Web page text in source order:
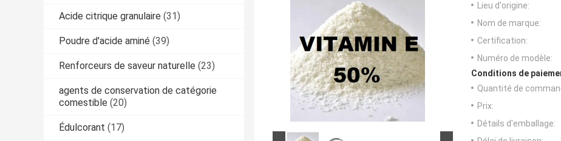
Acide citrique granulaire (31)
Poudre d'acide aminé (39)
Renforceurs de saveur naturelle (23)
agents de conservation de catégorie
comestible (20)
Édulcorant (17)
Lieu d'origine:
Nom de marque:
Certification:
Numéro de modèle:
Conditions de
Quantité de
Prix:
Détails d'emballage: